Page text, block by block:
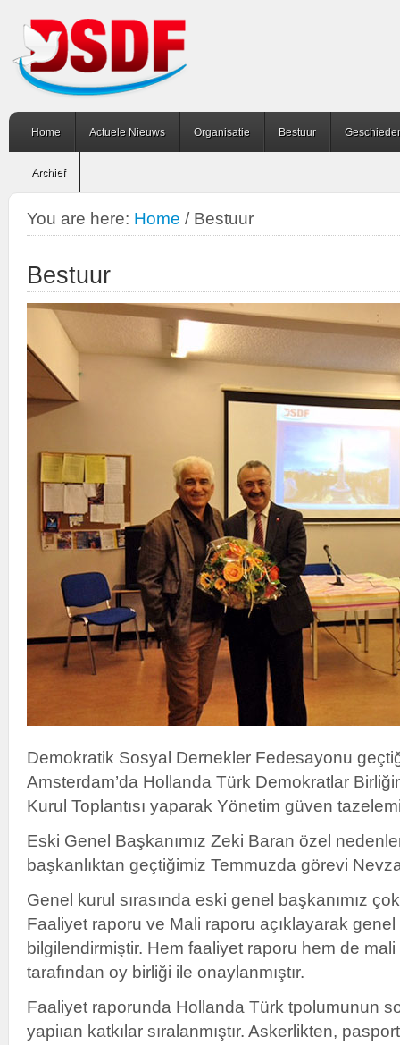
Home Actuele Nieuws Organisatie Bestuur
Archief
You are here: Home /Bestuur
Bestuur
Demokratik Sosyal Dernekler Fedesayonu
Amsterdam’da Hollanda Türk Demokratlar
Kurul Toplantısı yaparak Yönetim güven
Eski Genel Başkanımız Zeki Baran özel
başkanlıktan geçtiğimiz Temmuzda görevi
Genel kurul sırasında eski genel başkanımız
Faaliyet raporu ve Mali raporu açıklayarak
bilgilendirmiştir. Hem faaliyet raporu hem de
tarafından oy birliği ile onaylanmıştır.
Faaliyet raporunda Hollanda Türk tpolumunun
yapiıan katkılar sıralanmıştır. Askerlikten,